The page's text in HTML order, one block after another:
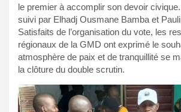
le premier à accomplir son devoir
suivi par Elhadj Ousmane Bamba et
Satisfaits de l’organisation du vote, les
régionaux de la GMD ont exprimé le
atmosphère de paix et de tranquillité se
la clôture du double scrutin.